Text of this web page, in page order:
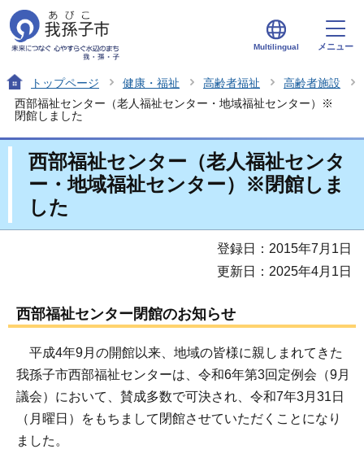
Multilingual メニュー
トップページ 健康・福祉 高齢者福祉
高齢者施設
西部福祉センター（老人福祉センター・地域福祉センター）※
閉館しました
西部福祉センター（老人福祉センタ
ー・地域福祉センター）※閉館しま
した
登録日：2015年7月1日
更新日：2025年4月1日
西部福祉センター閉館のお知らせ
平成4年9月の開館以来、地域の皆様に親しまれてきた
我孫子市西部福祉センターは、令和6年第3回定例会（9月
議会）において、賛成多数で可決され、令和7年3月31日
（月曜日）をもちまして閉館させていただくことになり
ました。